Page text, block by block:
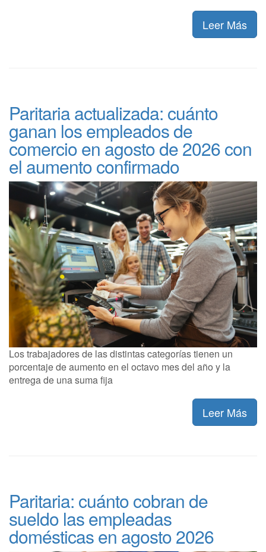
Leer Más
Paritaria actualizada: cuánto
ganan los empleados de
comercio en agosto de 2026 con
el aumento confirmado
Los trabajadores de las distintas categorías tienen un
porcentaje de aumento en el octavo mes del año y la
entrega de una suma fija
Leer Más
Paritaria: cuánto cobran de
sueldo las empleadas
domésticas en agosto 2026